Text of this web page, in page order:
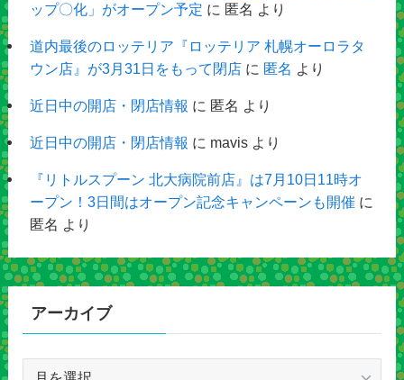
ップ〇化」がオープン予定 に 匿名 より
道内最後のロッテリア『ロッテリア 札幌オーロラタ
ウン店』が3月31日をもって閉店に 匿名 より
近日中の開店・閉店情報 に 匿名 より
近日中の開店・閉店情報 に mavisより
『リトルスプーン 北大病院前店』は7月10日11時オ
ープン！3日間はオープン記念キャンペーンも開催 に
匿名 より
アーカイブ